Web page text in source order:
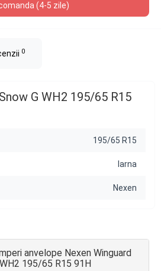
comanda (4-5 zile)
0
G WH2 195/65 R15
195/65 R15
Iarna
Nexen
anvelope Nexen Winguard
195/65 R15 91H